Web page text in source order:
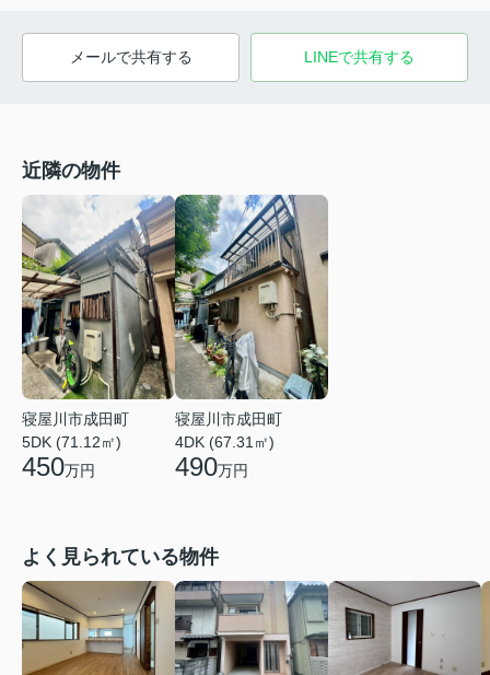
メールで共有する LINEで共有する
近隣の物件
寝屋川市成田町
5DK (71.12㎡)
450万円
寝屋川市成田町
4DK (67.31㎡)
490万円
よく見られている物件